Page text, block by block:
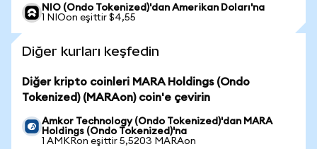
NIO (Ondo Tokenized)'dan Amerikan Doları'na
1 NIOon eşittir $4,55
Diğer kurları keşfedin
Diğer kripto coinleri MARA Holdings (Ondo
Tokenized) (MARAon) coin'e çevirin
Amkor Technology (Ondo Tokenized)'dan MARA
Holdings (Ondo Tokenized)'na
1 AMKRon eşittir 5,5203 MARAon